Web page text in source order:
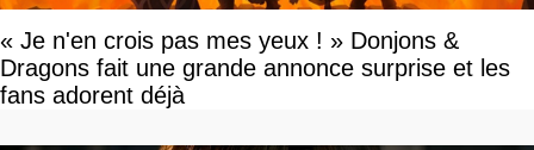
« Je n'en crois pas mes yeux ! » Donjons &
Dragons fait une grande annonce surprise et les
fans adorent déjà